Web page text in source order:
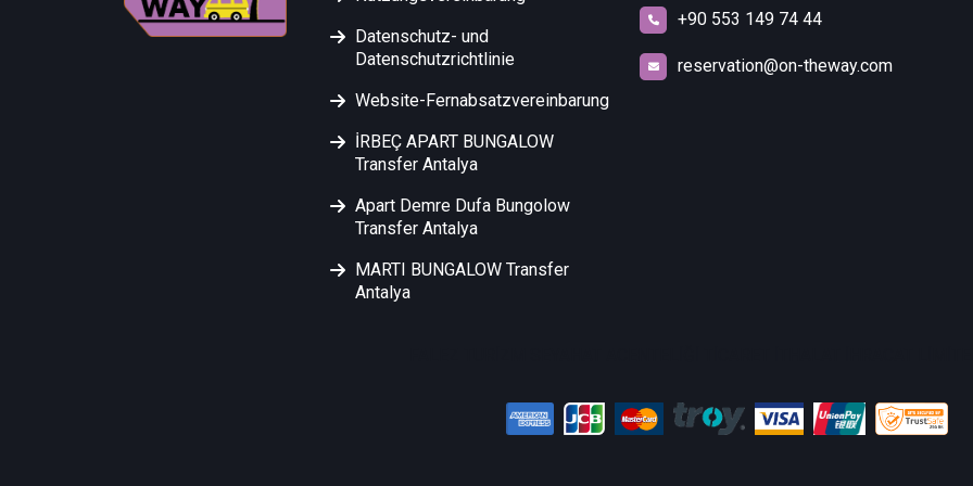
Datenschutz- und
Datenschutzrichtlinie
Website-Fernabsatzvereinbarung
İRBEÇ APART BUNGALOW
Transfer Antalya
Apart Demre Dufa Bungolow
Transfer Antalya
MARTI BUNGALOW Transfer
Antalya
+90 553 149 74 44
reservation@on-theway.com